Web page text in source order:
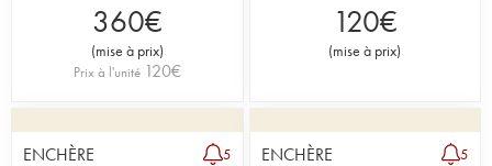
360€
(mise à prix)
Prix à l'unité 120€
120€
(mise à prix)
ENCHÈRE 5 ENCHÈRE 5